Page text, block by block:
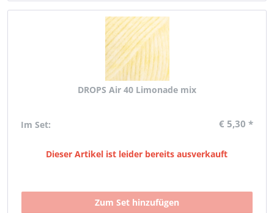
DROPS Air 40 Limonade mix
Im Set: € 5,30 *
Dieser Artikel ist leider bereits ausverkauft